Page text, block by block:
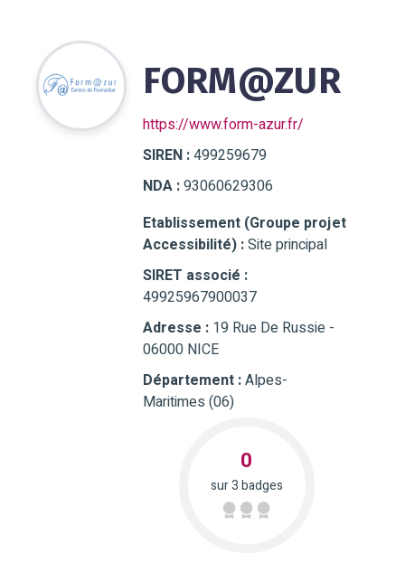
FORM@ZUR
https://www.form-azur.fr/
SIREN :499259679
NDA :93060629306
Etablissement (Groupe projet
Accessibilité) :Site principal
SIRET associé :
49925967900037
Adresse : 19 Rue De Russie -
06000 NICE
Département :Alpes-
Maritimes (06)
0
sur 3 badges